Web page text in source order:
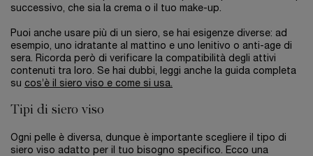
successivo, che sia la crema o il tuo make-up.
Puoi anche usare più di un siero, se hai esigenze diverse: ad
esempio, uno idratante al mattino e uno lenitivo o anti-age di
sera. Ricorda però di verificare la compatibilità degli attivi
contenuti tra loro. Se hai dubbi, leggi anche la guida completa
su cos’è il siero viso e come si usa.
Tipi di siero viso
Ogni pelle è diversa, dunque è importante scegliere il tipo di
siero viso adatto per il tuo bisogno specifico. Ecco una